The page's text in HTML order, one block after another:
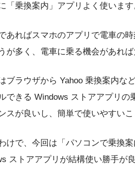
「乗換案内」アプリよく使いま
あればスマホのアプリで電車の
が多く、電車に乗る機会があれ
ブラウザから Yahoo 乗換案内な
できる Windows ストアアプリ
スが良いし、簡単で使いやすい
けで、今回は「パソコンで乗換
ストアアプリが結構使い勝手が